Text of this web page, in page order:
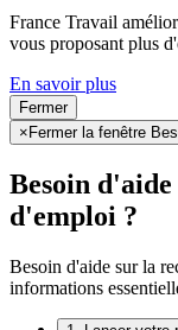
France Travail
vous proposant plus
En savoir plus
Fermer
× Fermer la fenêtre
Besoin
d'emploi ?
Besoin d'aide sur la
informations